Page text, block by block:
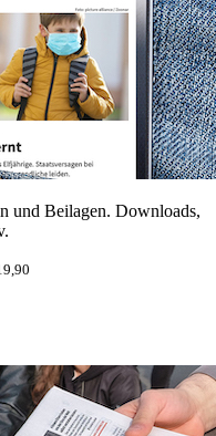
und Beilagen. Downloads,